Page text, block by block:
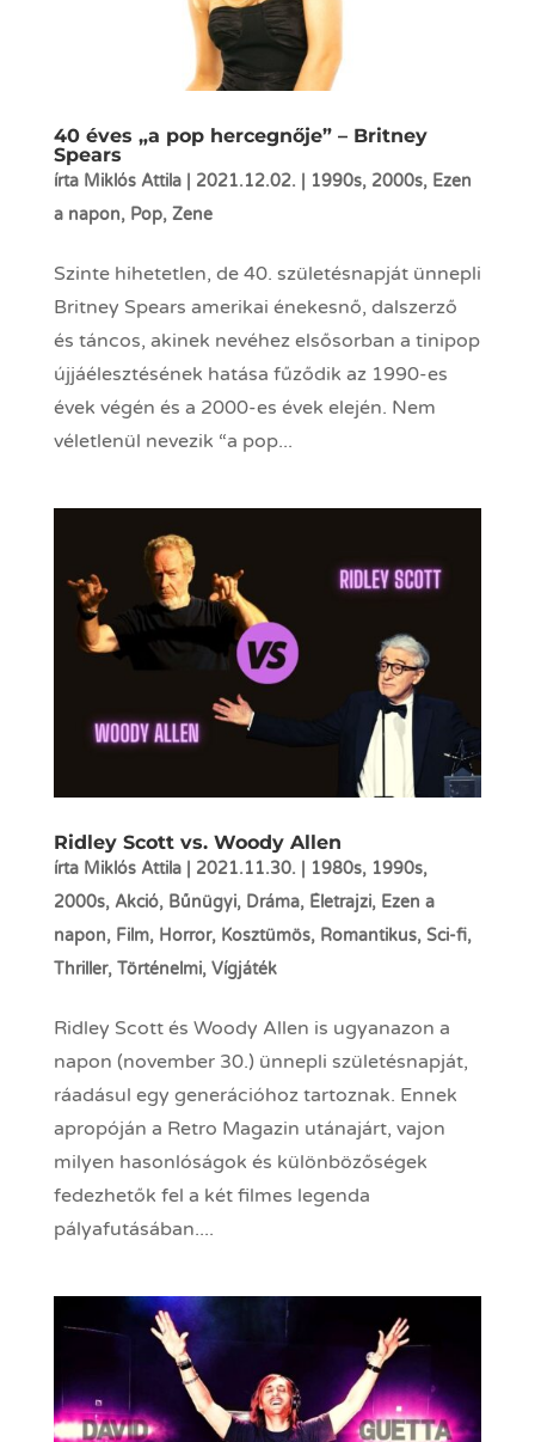
40 éves „a pop hercegnője” – Britney
Spears
írta Miklós Attila| 2021.12.02. 1990s, 2000s, Ezen
a napon, Pop, Zene
Szinte hihetetlen, de 40. születésnapját ünnepli
Britney Spears amerikai énekesnő, dalszerző
és táncos, akinek nevéhez elsősorban a tinipop
újjáélesztésének hatása fűződik az 1990-es
évek végén és a 2000-es évek elején. Nem
véletlenül nevezik “a pop...
Ridley Scott vs. Woody Allen
írta Miklós Attila| 2021.11.30. 1980s, 1990s,
2000s, Akció, Bűnügyi, Dráma, Életrajzi, Ezen a
napon, Film, Horror, Kosztümös, Romantikus, Sci-fi,
Thriller, Történelmi, Vígjáték
Ridley Scott és Woody Allen is ugyanazon a
napon (november 30.) ünnepli születésnapját,
ráadásul egy generációhoz tartoznak. Ennek
apropóján a Retro Magazin utánajárt, vajon
milyen hasonlóságok és különbözőségek
fedezhetők fel a két filmes legenda
pályafutásában....